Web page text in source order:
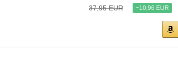
37,95 EUR −10,96 EUR